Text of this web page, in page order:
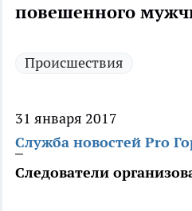
повешенного
Происшествия
31 января 2017
Служба новостей Pro
Следователи